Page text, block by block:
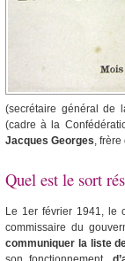
(secrétaire général de
(cadre à la
Jacques Georges,
Quel est le sort
Le 1er février 1941, le
commissaire du
communiquer la liste